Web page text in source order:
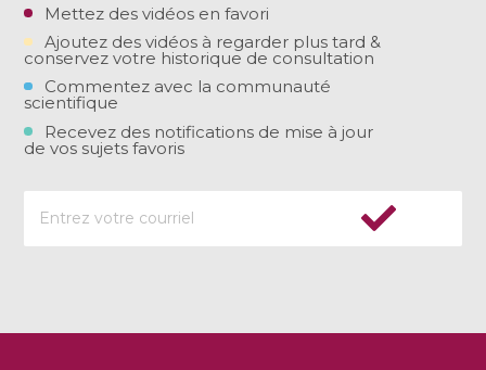
Mettez des vidéos en favori
Ajoutez des vidéos à regarder plus tard &
conservez votre historique de consultation
Commentez avec la communauté
scientifique
Recevez des notifications de mise à jour
de vos sujets favoris